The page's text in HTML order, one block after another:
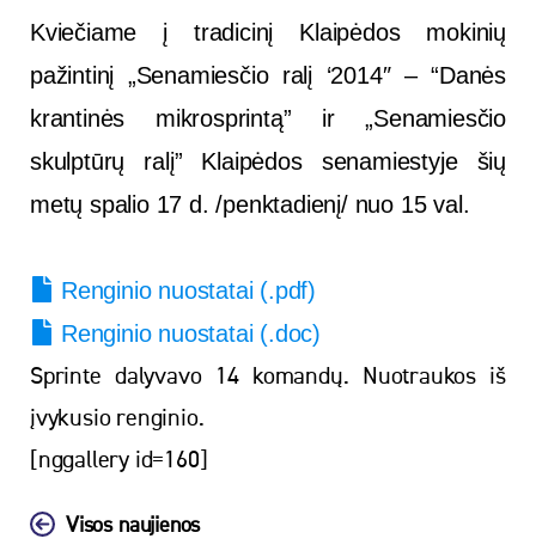
Kviečiame į tradicinį Klaipėdos mokinių
pažintinį „Senamiesčio ralį ‘2014″ – “Danės
krantinės mikrosprintą” ir „Senamiesčio
skulptūrų ralį” Klaipėdos senamiestyje šių
metų spalio 17 d. /penktadienį/ nuo 15 val.
Renginio nuostatai (.pdf)
Renginio nuostatai (.doc)
Sprinte dalyvavo 14 komandų. Nuotraukos iš
įvykusio renginio.
[nggallery id=160]
Visos naujienos